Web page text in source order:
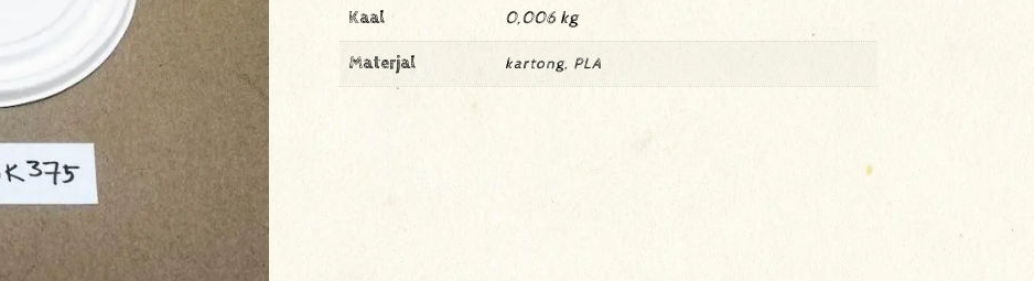
Kaal 0,006 kg
Materjal kartong, PLA